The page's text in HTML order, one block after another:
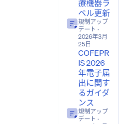
療機器ラ
ベル更新
規制アップ
デート ·
2026年3月
25日
COFEPR
IS 2026
年電子届
出に関す
るガイダ
ンス
規制アップ
デート ·